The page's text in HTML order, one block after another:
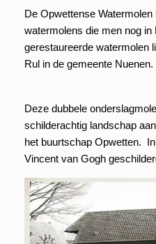
De Opwettense
watermolens die men nog
gerestaureerde watermolen
Rul in de gemeente Nuenen.
Deze dubbele
schilderachtig landschap
het buurtschap Opwetten.
Vincent van Gogh